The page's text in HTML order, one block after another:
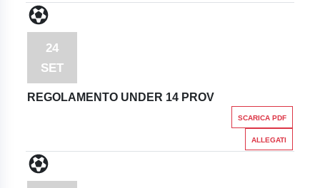
24
SET
REGOLAMENTO UNDER 14 PROV
SCARICA PDF
ALLEGATI